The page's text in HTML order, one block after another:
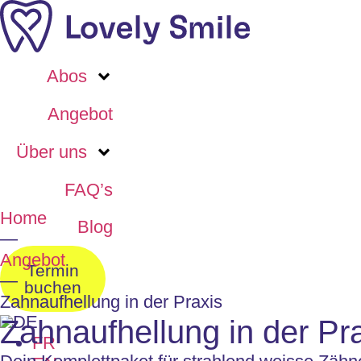
Abos
Angebot
Über uns
FAQ’s
Blog
Termin
buchen
DE
FR
Home
—
Angebot
—
Zahnaufhellung in der Praxis
Zahnaufhellung in der